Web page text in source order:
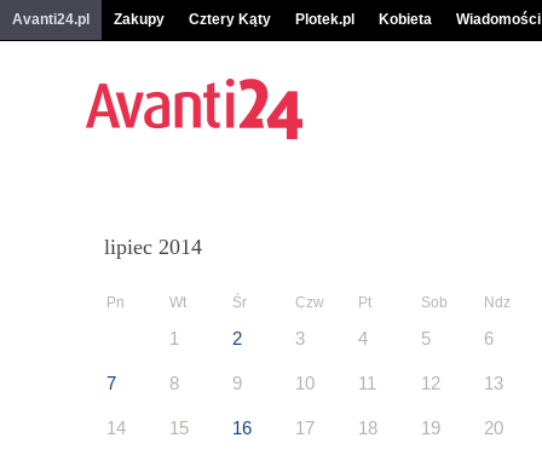
Avanti24.pl Zakupy Cztery Kąty Plotek.pl Kobieta Wiadomości
lipiec 2014
Pn Wt Śr Czw Pt Sob Ndz
1 2 3 4 5 6
7 8 9 10 11 12 13
14 15 16 17 18 19 20